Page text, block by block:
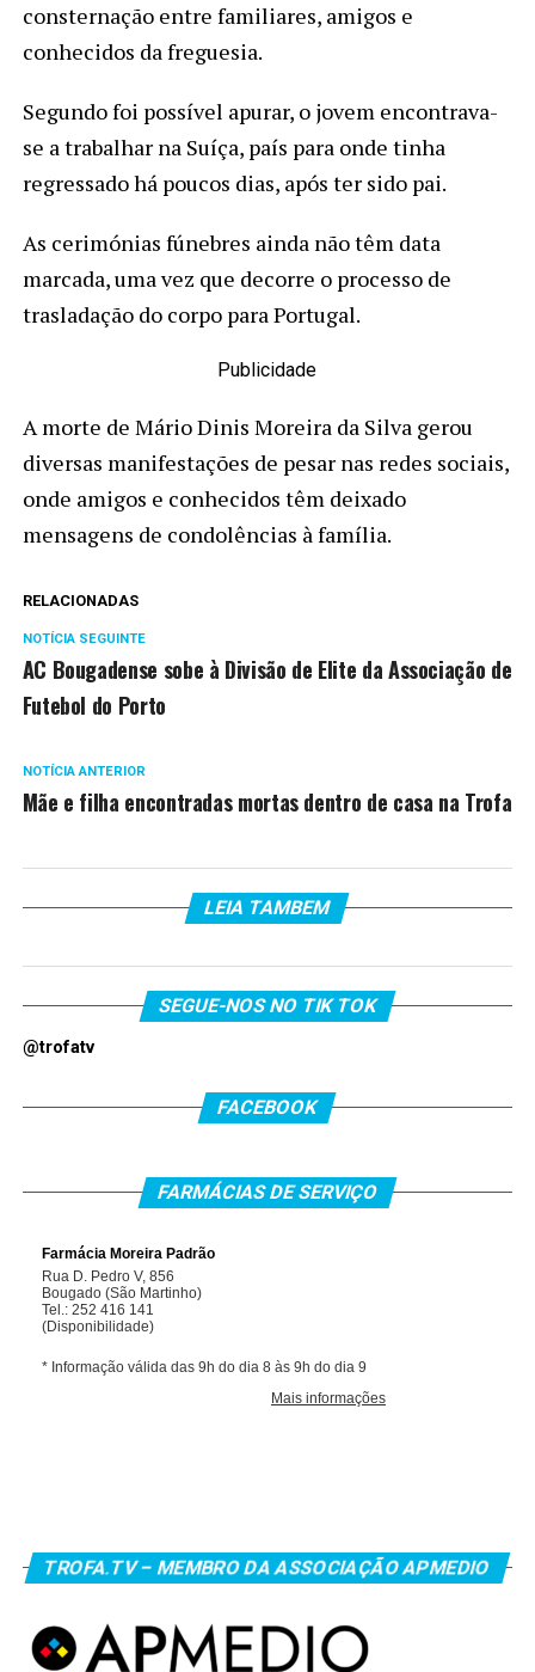
consternação entre familiares, amigos e
conhecidos da freguesia.
Segundo foi possível apurar, o jovem encontrava-
se a trabalhar na Suíça, país para onde tinha
regressado há poucos dias, após ter sido pai.
As cerimónias fúnebres ainda não têm data
marcada, uma vez que decorre o processo de
trasladação do corpo para Portugal.
Publicidade
A morte de Mário Dinis Moreira da Silva gerou
diversas manifestações de pesar nas redes sociais,
onde amigos e conhecidos têm deixado
mensagens de condolências à família.
RELACIONADAS
NOTÍCIA SEGUINTE
AC Bougadense sobe à Divisão de Elite da Associação de
Futebol do Porto
NOTÍCIA ANTERIOR
Mãe e filha encontradas mortas dentro de casa na Trofa
LEIA TAMBEM
SEGUE-NOS NO TIK TOK
@trofatv
FACEBOOK
FARMÁCIAS DE SERVIÇO
TROFA.TV – MEMBRO DA ASSOCIAÇÃO APMEDIO